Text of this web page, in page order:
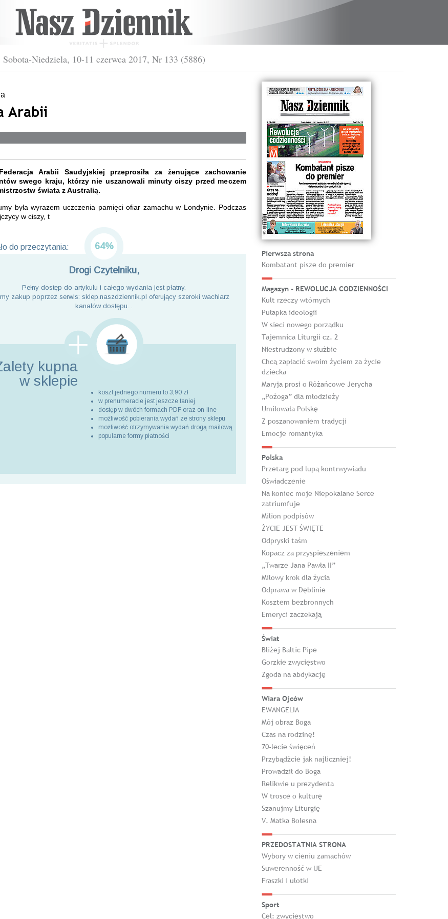
Sobota-Niedziela, 10-11 czerwca 2017, Nr 133 (5886)
Arabii
Arabii Saudyjskiej przeprosiła za żenujące zachowanie
swego kraju, którzy nie uszanowali minuty ciszy przed meczem
świata z Australią.
była wyrazem uczczenia pamięci ofiar zamachu w Londynie. Podczas
w ciszy, t
do przeczytania: 64%
Drogi Czytelniku,
Pełny dostęp do artykułu i całego wydania jest płatny.
zakup poprzez serwis: sklep.naszdziennik.pl oferujący szeroki wachlarz
kanałów dostępu. .
kupna
w sklepie
koszt jednego numeru to 3,90 zł
w prenumeracie jest jeszcze taniej
dostęp w dwóch formach PDF oraz on-line
możliwość pobierania wydań ze strony sklepu
możliwość otrzymywania wydań drogą mailową
popularne formy płatności
Pierwsza strona
Kombatant pisze do premier
Magazyn - REWOLUCJA CODZIENNOŚCI
Kult rzeczy wtórnych
Pułapka ideologii
W sieci nowego porządku
Tajemnica Liturgii cz. 2
Niestrudzony w służbie
Chcą zapłacić swoim życiem za życie
dziecka
Maryja prosi o Różańcowe Jerycha
„Pożoga” dla młodzieży
Umiłowała Polskę
Z poszanowaniem tradycji
Emocje romantyka
Polska
Przetarg pod lupą kontrwywiadu
Oświadczenie
Na koniec moje Niepokalane Serce
zatriumfuje
Milion podpisów
ŻYCIE JEST ŚWIĘTE
Odpryski taśm
Kopacz za przyspieszeniem
„Twarze Jana Pawła II”
Milowy krok dla życia
Odprawa w Dęblinie
Kosztem bezbronnych
Emeryci zaczekają
Świat
Bliżej Baltic Pipe
Gorzkie zwycięstwo
Zgoda na abdykację
Wiara Ojców
EWANGELIA
Mój obraz Boga
Czas na rodzinę!
70-lecie święceń
Przybądźcie jak najliczniej!
Prowadził do Boga
Relikwie u prezydenta
W trosce o kulturę
Szanujmy Liturgię
V. Matka Bolesna
PRZEDOSTATNIA STRONA
Wybory w cieniu zamachów
Suwerenność w UE
Fraszki i ulotki
Sport
Cel: zwycięstwo